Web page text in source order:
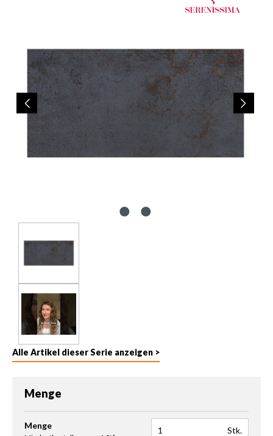
Alle Artikel dieser Serie anzeigen >
Menge
Produkt Anzahl: Gib den gewünschten Wert ein oder benutze
Menge Stk.